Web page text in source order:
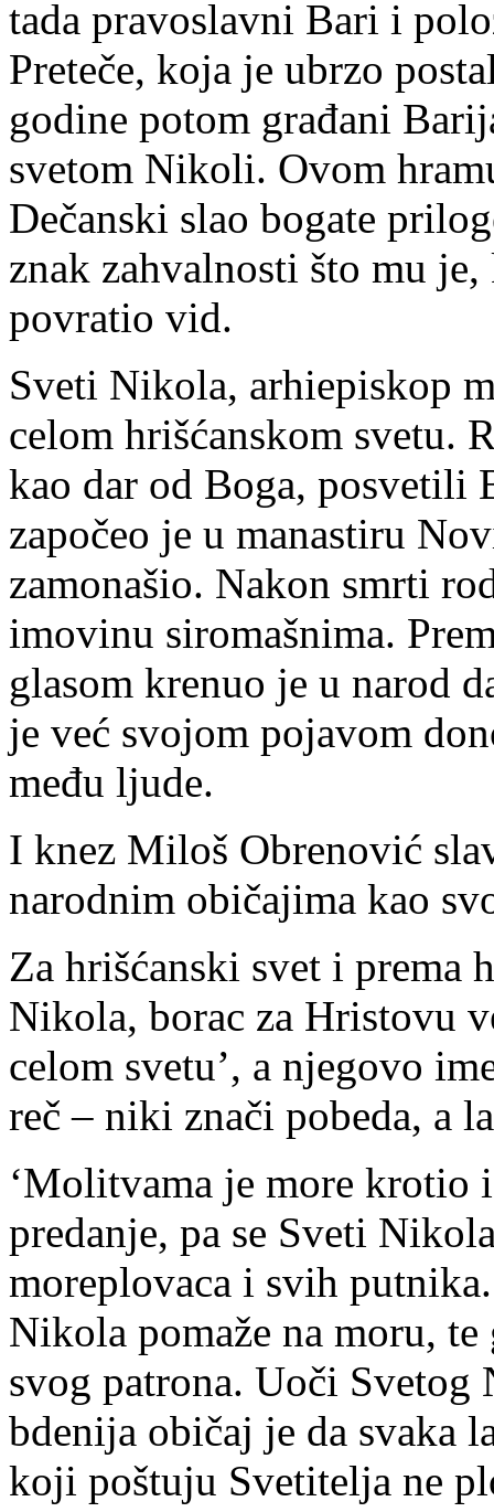
tada pravoslavni Bari i
Preteče, koja je ubrzo
godine potom građani
svetom Nikoli. Ovom
Dečanski slao bogate
znak zahvalnosti što mu
povratio vid.
Sveti Nikola, arhiepiskop
celom hrišćanskom svetu.
kao dar od Boga,
započeo je u manastiru
zamonašio. Nakon smrti
imovinu siromašnima.
glasom krenuo je u narod
je već svojom pojavom
među ljude.
I knez Miloš Obrenović
narodnim običajima kao
Za hrišćanski svet i prema
Nikola, borac za Hristovu
celom svetu’, a njegovo
reč – niki znači pobeda, a
‘Molitvama je more krotio i
predanje, pa se Sveti
moreplovaca i svih
Nikola pomaže na moru,
svog patrona. Uoči
bdenija običaj je da svaka
koji poštuju Svetitelja ne